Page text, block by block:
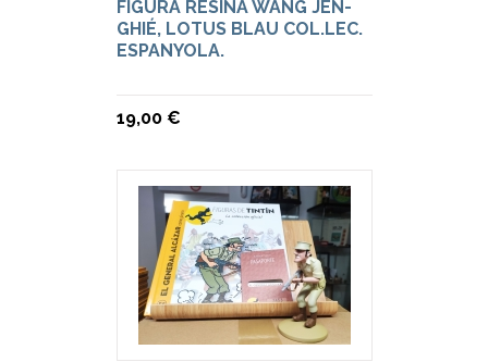
FIGURA RESINA WANG JEN-
GHIÉ, LOTUS BLAU COL.LEC.
ESPANYOLA.
19,00 €